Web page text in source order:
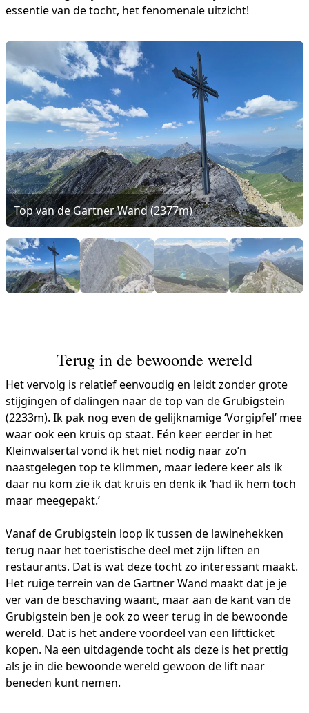
essentie van de tocht, het fenomenale uitzicht!
Top van de Gartner Wand (2377m)
Terug in de bewoonde wereld
Het vervolg is relatief eenvoudig en leidt zonder grote
stijgingen of dalingen naar de top van de Grubigstein
(2233m). Ik pak nog even de gelijknamige ‘Vorgipfel’ mee
waar ook een kruis op staat. Eén keer eerder in het
Kleinwalsertal vond ik het niet nodig naar zo’n
naastgelegen top te klimmen, maar iedere keer als ik
daar nu kom zie ik dat kruis en denk ik ‘had ik hem toch
maar meegepakt.’
Vanaf de Grubigstein loop ik tussen de lawinehekken
terug naar het toeristische deel met zijn liften en
restaurants. Dat is wat deze tocht zo interessant maakt.
Het ruige terrein van de Gartner Wand maakt dat je je
ver van de beschaving waant, maar aan de kant van de
Grubigstein ben je ook zo weer terug in de bewoonde
wereld. Dat is het andere voordeel van een liftticket
kopen. Na een uitdagende tocht als deze is het prettig
als je in die bewoonde wereld gewoon de lift naar
beneden kunt nemen.